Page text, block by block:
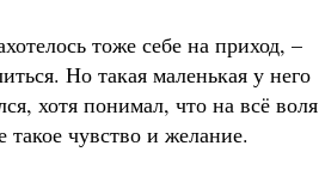
тоже себе на приход, –
Но такая маленькая у него
хотя понимал, что на всё воля
чувство и желание.